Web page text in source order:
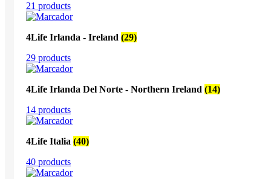
21 products
4Life Irlanda - Ireland (29)
29 products
4Life Irlanda Del Norte - Northern Ireland (14)
14 products
4Life Italia (40)
40 products